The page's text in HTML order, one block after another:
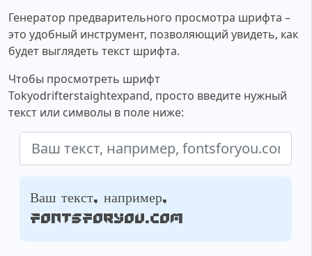
Генератор предварительного просмотра шрифта –
это удобный инструмент, позволяющий увидеть, как
будет выглядеть текст шрифта.
Чтобы просмотреть шрифт
Tokyodrifterstaightexpand, просто введите нужный
текст или символы в поле ниже:
Ваш текст, например,
fontsforyou.com